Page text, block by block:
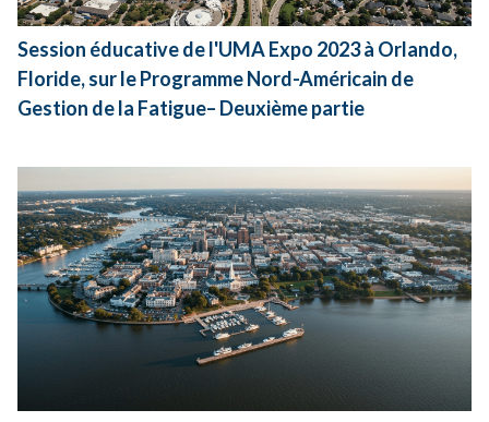
Session éducative de l'UMA Expo 2023 à Orlando,
Floride, sur le Programme Nord-Américain de
Gestion de la Fatigue– Deuxième partie